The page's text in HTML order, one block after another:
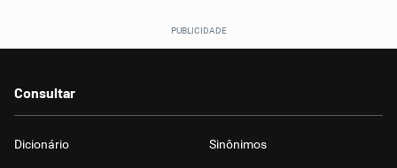
Consultar
Dicionário Sinônimos